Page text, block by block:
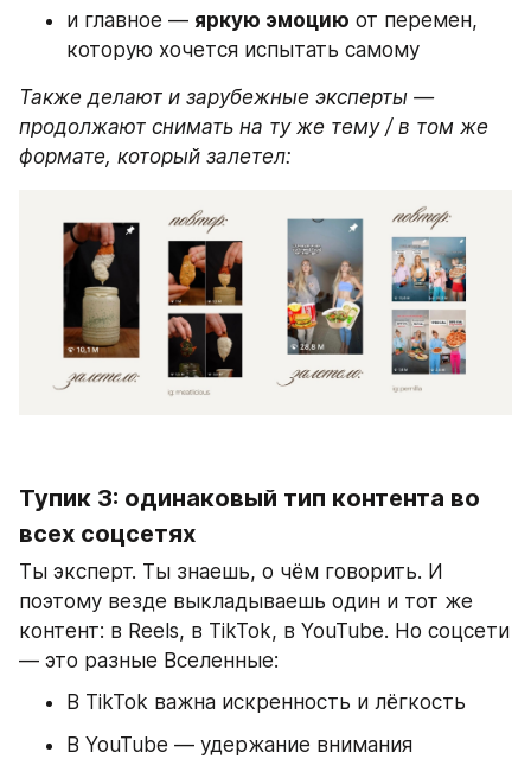
и главное — яркую эмоцию от перемен,
которую хочется испытать самому
Также делают и зарубежные эксперты —
продолжают снимать на ту же тему / в том же
формате, который залетел:
Тупик 3: одинаковый тип контента во
всех соцсетях
Ты эксперт. Ты знаешь, о чём говорить. И
поэтому везде выкладываешь один и тот же
контент: в Reels, в TikTok, в YouTube. Но соцсети
— это разные Вселенные:
В TikTok важна искренность и лёгкость
В YouTube — удержание внимания